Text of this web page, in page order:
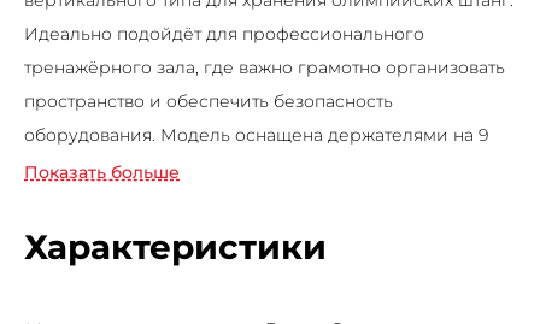
Идеально подойдёт для профессионального
тренажёрного зала, где важно грамотно организовать
пространство и обеспечить безопасность
оборудования. Модель оснащена держателями на 9
штанг, которые надёжно фиксируют снаряды в
высококачественной стали с износостойким
порошковым покрытием, предотвращающим
Показать больше
Характеристики